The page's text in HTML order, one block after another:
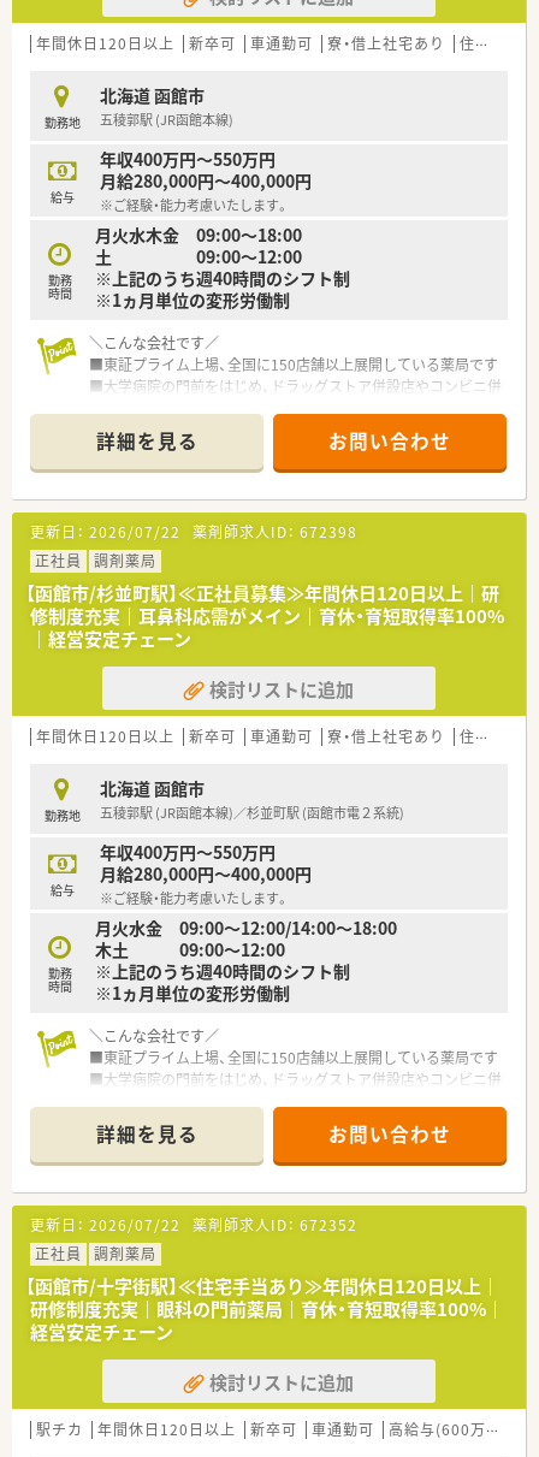
対象は「アロマテラピー検定」などにも及び、
ご自身の興味を伸ばすことの出来る体制です
病気やケガなどで働けないときの生活費をサポートしてくれ
る制度です
■住宅手当は20,000～40,000円支給（要件あり）
■産休･育休の取得率100%、復帰率96%！
復帰出来る環境づくりにも注力されています
＼研修等について／
■定期的な勉強会や外部研修にも積極的に参加のため、
薬剤師としての力が付けられる環境で鵜s
■2年に1度、社員によって企画・運営される学術大会も実施！。
■中堅社員研修や管理者研修など、階層別での研修プログラムの
薬局内での勉強会、学術大会への参加など、幅広い学びの場が
あります
年間休日120日以上 新卒可 車通勤可 寮・借上社宅あり 住宅補助(手当)あり
勤務地
北海道 函館市
五稜郭駅 (JR函館本線)
給与
年収400万円～550万円
月給280,000円～400,000円
※ご経験・能力考慮いたします。
勤務
時間
月火水木金 09:00～18:00
土 09:00～12:00
※上記のうち週40時間のシフト制
※1ヵ月単位の変形労働制
＼こんな会社です／
■東証プライム上場、全国に150店舗以上展開している薬局です
■大学病院の門前をはじめ、ドラッグストア併設店やコンビニ併
様々な形態の薬局を全国に展開しており、ご自身の興味に合わ
せて働けます
■ほぼ全店で「座り投薬」のため、患者様にしっかりと向き合っ
て服薬指導ができます
■年間休日は120日以上！近隣に複数店舗展開しており、
ヘルプ体制も整っているので、有休もとりやすい環境です
■それぞれのキャリアに応じて【マネジメント】と
専門性を極める【スペシャリスト】の2つのコースが用意されて
おり、
自己実現が叶えやすい体制です
＼福利厚生について／
■薬剤師資格以外の資格に対しても手当を支給！
対象は「アロマテラピー検定」などにも及び、
ご自身の興味を伸ばすことの出来る体制です
病気やケガなどで働けないときの生活費をサポートしてくれ
る制度です
■住宅手当は20,000～40,000円支給（要件あり）
■産休･育休の取得率100%、復帰率96%！
復帰出来る環境づくりにも注力されています
＼研修等について／
■定期的な勉強会や外部研修にも積極的に参加のため、
薬剤師としての力が付けられる環境で鵜s
■2年に1度、社員によって企画・運営される学術大会も実施！。
■中堅社員研修や管理者研修など、階層別での研修プログラムの
薬局内での勉強会、学術大会への参加など、幅広い学びの場が
あります
詳細を見る お問い合わせ
更新日： 2026/07/22 薬剤師求人ID： 672398
正社員
調剤薬局
【函館市/杉並町駅】≪正社員募集≫年間休日120日以上｜研
修制度充実｜耳鼻科応需がメイン｜育休・育短取得率100%
｜経営安定チェーン
検討リストに追加
年間休日120日以上 新卒可 車通勤可 寮・借上社宅あり 住宅補助(手当)あり
勤務地
北海道 函館市
五稜郭駅 (JR函館本線)／杉並町駅 (函館市電２系統)
給与
年収400万円～550万円
月給280,000円～400,000円
※ご経験・能力考慮いたします。
勤務
時間
月火水金 09:00～12:00/14:00～18:00
木土 09:00～12:00
※上記のうち週40時間のシフト制
※1ヵ月単位の変形労働制
＼こんな会社です／
■東証プライム上場、全国に150店舗以上展開している薬局です
■大学病院の門前をはじめ、ドラッグストア併設店やコンビニ併
様々な形態の薬局を全国に展開しており、ご自身の興味に合わ
せて働けます
■ほぼ全店で「座り投薬」のため、患者様にしっかりと向き合っ
て服薬指導ができます
■年間休日は120日以上！近隣に複数店舗展開しており、
ヘルプ体制も整っているので、有休もとりやすい環境です
■それぞれのキャリアに応じて【マネジメント】と
専門性を極める【スペシャリスト】の2つのコースが用意されて
おり、
自己実現が叶えやすい体制です
＼福利厚生について／
■薬剤師資格以外の資格に対しても手当を支給！
対象は「アロマテラピー検定」などにも及び、
ご自身の興味を伸ばすことの出来る体制です
詳細を見る お問い合わせ
更新日： 2026/07/22 薬剤師求人ID： 672352
正社員
調剤薬局
【函館市/十字街駅】≪住宅手当あり≫年間休日120日以上｜
研修制度充実｜眼科の門前薬局｜育休・育短取得率100%｜
経営安定チェーン
検討リストに追加
駅チカ 年間休日120日以上 新卒可 車通勤可 高給与(600万円以上)